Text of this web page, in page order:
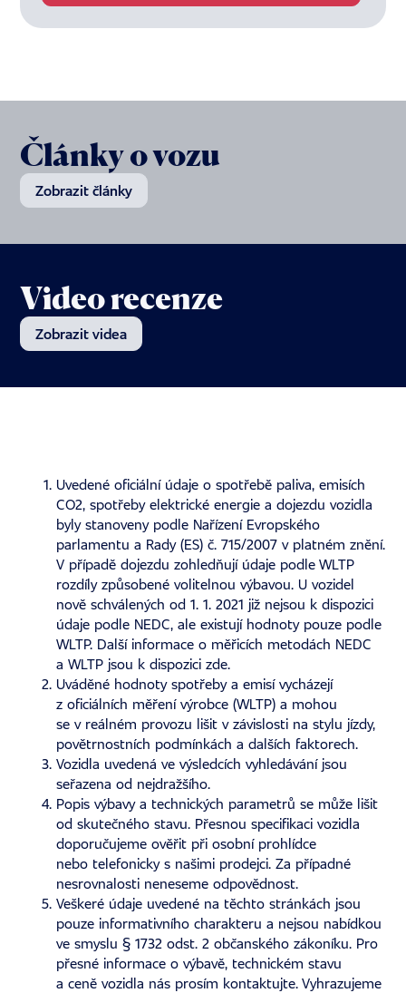
Články o vozu
Zobrazit články
Video recenze
Zobrazit videa
Uvedené oficiální údaje o spotřebě paliva, emisích
CO2, spotřeby elektrické energie a dojezdu vozidla
byly stanoveny podle Nařízení Evropského
parlamentu a Rady (ES) č. 715/2007 v platném znění.
V případě dojezdu zohledňují údaje podle WLTP
rozdíly způsobené volitelnou výbavou. U vozidel
nově schválených od 1. 1. 2021 již nejsou k dispozici
údaje podle NEDC, ale existují hodnoty pouze podle
WLTP. Další informace o měřicích metodách NEDC
a WLTP jsou k dispozicizde.
Uváděné hodnoty spotřeby a emisí vycházejí
z oficiálních měření výrobce (WLTP) a mohou
se v reálném provozu lišit v závislosti na stylu jízdy,
povětrnostních podmínkách a dalších faktorech.
Vozidla uvedená ve výsledcích vyhledávání jsou
seřazena od nejdražšího.
Popis výbavy a technických parametrů se může lišit
od skutečného stavu. Přesnou specifikaci vozidla
doporučujeme ověřit při osobní prohlídce
nebo telefonicky s našimi prodejci. Za případné
nesrovnalosti neneseme odpovědnost.
Veškeré údaje uvedené na těchto stránkách jsou
pouze informativního charakteru a nejsou nabídkou
ve smyslu § 1732 odst. 2 občanského zákoníku. Pro
přesné informace o výbavě, technickém stavu
a ceně vozidla nás prosím kontaktujte. Vyhrazujeme